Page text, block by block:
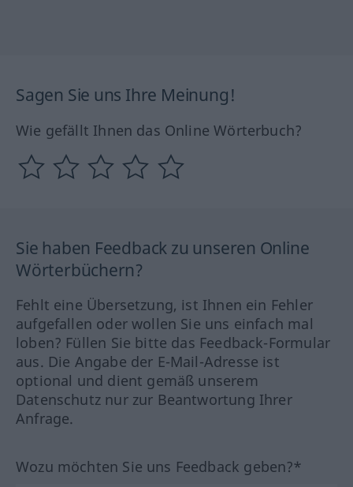
Sagen Sie uns Ihre Meinung!
Wie gefällt Ihnen das Online Wörterbuch?
Sie haben Feedback zu unseren Online
Wörterbüchern?
Fehlt eine Übersetzung, ist Ihnen ein Fehler
aufgefallen oder wollen Sie uns einfach mal
loben? Füllen Sie bitte das Feedback-Formular
aus. Die Angabe der E-Mail-Adresse ist
optional und dient gemäß unserem
Datenschutz nur zur Beantwortung Ihrer
Anfrage.
Wozu möchten Sie uns Feedback geben?*